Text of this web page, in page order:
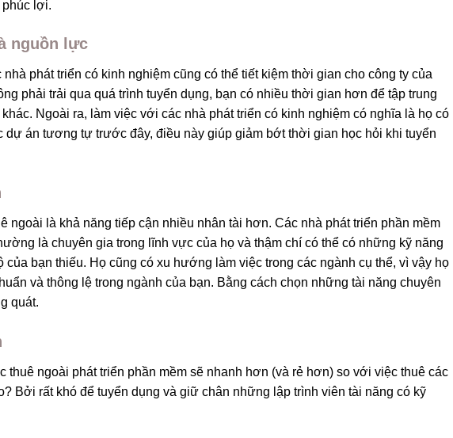
lợi.
nguồn lực
phát triển có kinh nghiệm cũng có thể tiết kiệm thời gian cho công ty của
phải trải qua quá trình tuyển dụng, bạn có nhiều thời gian hơn để tập trung
Ngoài ra, làm việc với các nhà phát triển có kinh nghiệm có nghĩa là họ có
dự án tương tự trước đây, điều này giúp giảm bớt thời gian học hỏi khi tuyển
ngoài là khả năng tiếp cận nhiều nhân tài hơn. Các nhà phát triển phần mềm
là chuyên gia trong lĩnh vực của họ và thậm chí có thể có những kỹ năng
của bạn thiếu. Họ cũng có xu hướng làm việc trong các ngành cụ thể, vì vậy họ
và thông lệ trong ngành của bạn. Bằng cách chọn những tài năng chuyên
quát.
thuê ngoài phát triển phần mềm sẽ nhanh hơn (và rẻ hơn) so với việc thuê các
Bởi rất khó để tuyển dụng và giữ chân những lập trình viên tài năng có kỹ